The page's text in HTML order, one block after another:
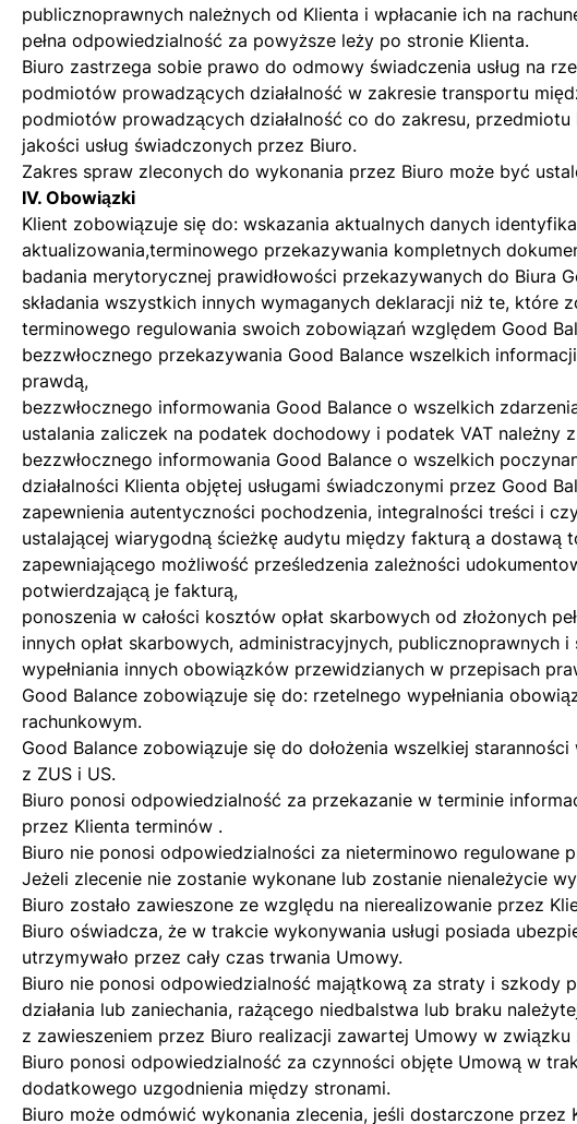
publicznoprawnych należnych od Klienta i wpłacanie ich na
pełna odpowiedzialność za powyższe leży po stronie Klienta.
Biuro zastrzega sobie prawo do odmowy świadczenia usług na
podmiotów prowadzących działalność w zakresie transportu
podmiotów prowadzących działalność co do zakresu,
jakości usług świadczonych przez Biuro.
Zakres spraw zleconych do wykonania przez Biuro może być
IV. Obowiązki
Klient zobowiązuje się do: wskazania aktualnych danych
aktualizowania,terminowego przekazywania kompletnych
badania merytorycznej prawidłowości przekazywanych do Biura
składania wszystkich innych wymaganych deklaracji niż te, które
terminowego regulowania swoich zobowiązań względem Good
bezzwłocznego przekazywania Good Balance wszelkich
prawdą,
bezzwłocznego informowania Good Balance o wszelkich
ustalania zaliczek na podatek dochodowy i podatek VAT należny
bezzwłocznego informowania Good Balance o wszelkich
działalności Klienta objętej usługami świadczonymi przez Good
zapewnienia autentyczności pochodzenia, integralności treści i
ustalającej wiarygodną ścieżkę audytu między fakturą a
zapewniającego możliwość prześledzenia zależności
potwierdzającą je fakturą,
ponoszenia w całości kosztów opłat skarbowych od złożonych
innych opłat skarbowych, administracyjnych, publicznoprawnych i
wypełniania innych obowiązków przewidzianych w przepisach
Good Balance zobowiązuje się do: rzetelnego wypełniania
rachunkowym.
Good Balance zobowiązuje się do dołożenia wszelkiej
z ZUS i US.
Biuro ponosi odpowiedzialność za przekazanie w terminie
przez Klienta terminów .
Biuro nie ponosi odpowiedzialności za nieterminowo regulowane
Jeżeli zlecenie nie zostanie wykonane lub zostanie nienależycie
Biuro zostało zawieszone ze względu na nierealizowanie przez
Biuro oświadcza, że w trakcie wykonywania usługi posiada
utrzymywało przez cały czas trwania Umowy.
Biuro nie ponosi odpowiedzialność majątkową za straty i szkody
działania lub zaniechania, rażącego niedbalstwa lub braku
z zawieszeniem przez Biuro realizacji zawartej Umowy w
Biuro ponosi odpowiedzialność za czynności objęte Umową w
dodatkowego uzgodnienia między stronami.
Biuro może odmówić wykonania zlecenia, jeśli dostarczone